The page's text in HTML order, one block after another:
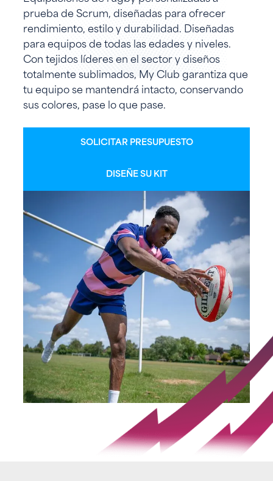
prueba de Scrum, diseñadas para ofrecer
rendimiento, estilo y durabilidad. Diseñadas
para equipos de todas las edades y niveles.
Con tejidos líderes en el sector y diseños
totalmente sublimados, My Club garantiza que
tu equipo se mantendrá intacto, conservando
sus colores, pase lo que pase.
SOLICITAR PRESUPUESTO
DISEÑE SU KIT